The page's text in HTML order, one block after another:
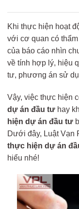
Khi thực hiện hoạt
với cơ quan có
của báo cáo nhìn
về tính hợp lý, hiệu
tư, phương án sử
Vậy, việc thực hiện
dự án đầu tư hay
hiện dự án đầu tư
Dưới đây, Luật Vạn
thực hiện dự án
hiểu nhé!